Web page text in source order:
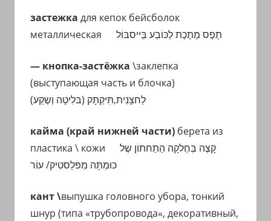
застежка для кепок бейсболок
металлическая
— кнопка-застёжка \заклепка
(выступающая часть и блочка)
לַחצָנִית,תִּיקְתָּק (בּלִיטָה וְשֶקַע)
кайма (край нижней части) берета из
пластика \ кожи
קָצֶה בְּחֶלקָה הַתַחתוֹן שֶל
כּוּמְתָּה מִפּלַסטִיק/ עוֹר
кант \выпушка головного убора, тонкий
шнур (типа «трубопровода«, декоративный,